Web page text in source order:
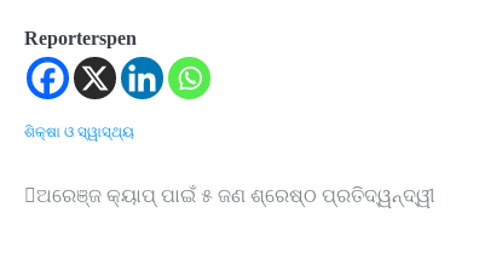
Reporterspen
ଶିକ୍ଷା ଓ ସ୍ୱାସ୍ଥ୍ୟ
Post
ଅରେଞ୍ଜ କ୍ୟାପ୍‌ ପାଇଁ ୫ ଜଣ ଶ୍ରେଷ୍ଠ ପ୍ରତିଦ୍ୱନ୍ଦ୍ୱୀ